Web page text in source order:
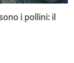
i pollini: il